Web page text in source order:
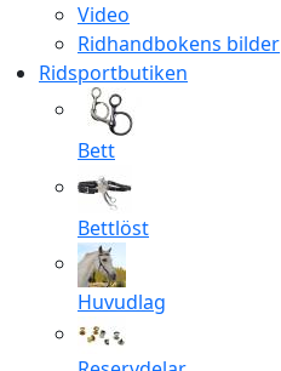
Video
Ridhandbokens bilder
Ridsportbutiken
Bett
Bettlöst
Huvudlag